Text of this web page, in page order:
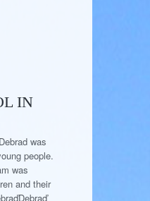
IN
was
people.
was
and their